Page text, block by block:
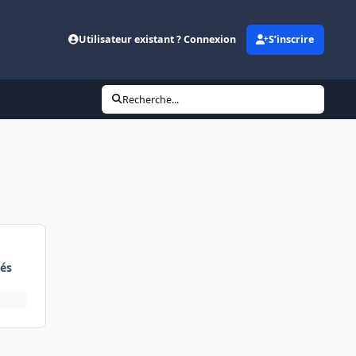
Utilisateur existant ? Connexion S’inscrire
Recherche...